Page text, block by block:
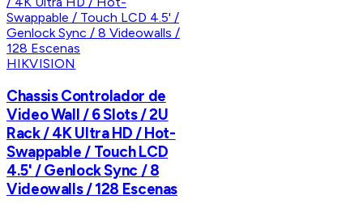
HIKVISION
Chassis Controlador de
Video Wall / 6 Slots / 2U
Rack / 4K Ultra HD / Hot-
Swappable / Touch LCD
4.5' / Genlock Sync / 8
Videowalls / 128 Escenas